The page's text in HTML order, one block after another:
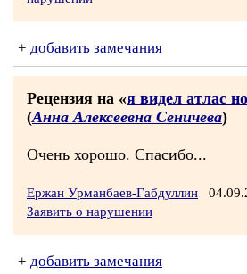
+ добавить замечания
Рецензия на «я видел атлас
(Анна Алексеевна Сеничева)
Очень хорошо. Спасибо...
Ержан Урманбаев-Габдуллин
Заявить о нарушении
+ добавить замечания